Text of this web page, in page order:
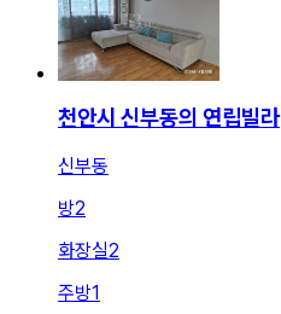
천안시 신부동의 연립빌라
신부동
방2
화장실2
주방1